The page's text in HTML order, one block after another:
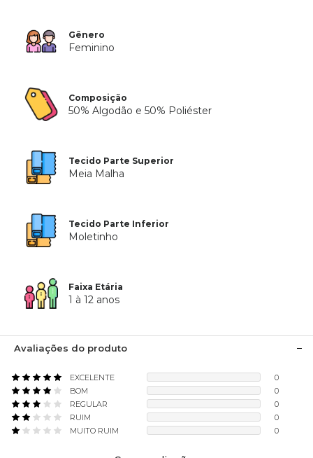
Gênero
Feminino
Composição
50% Algodão e 50% Poliéster
Tecido Parte Superior
Meia Malha
Tecido Parte Inferior
Moletinho
Faixa Etária
1 à 12 anos
Avaliações do produto
EXCELENTE
0
BOM
0
REGULAR
0
RUIM
0
MUITO RUIM
0